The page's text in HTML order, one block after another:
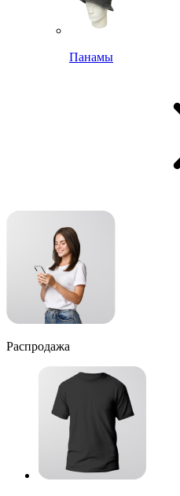
Панамы
Распродажа